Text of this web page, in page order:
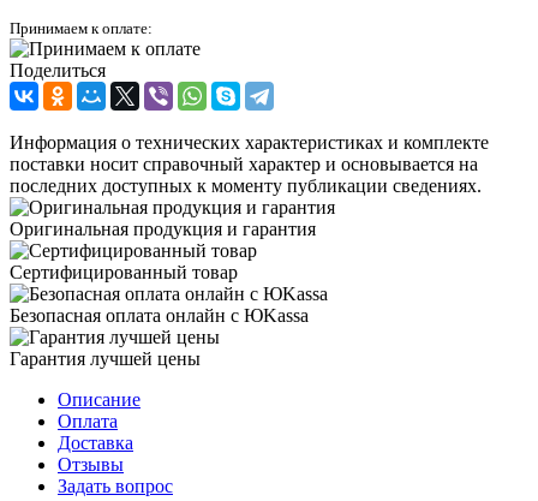
Принимаем к оплате:
Поделиться
Информация о технических характеристиках и комплекте
поставки носит справочный характер и основывается на
последних доступных к моменту публикации сведениях.
Оригинальная продукция и гарантия
Сертифицированный товар
Безопасная оплата онлайн с ЮKassa
Гарантия лучшей цены
Описание
Оплата
Доставка
Отзывы
Задать вопрос